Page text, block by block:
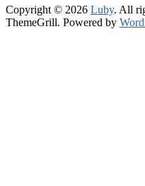
Copyright © 2026 Luby. All
ThemeGrill. Powered by